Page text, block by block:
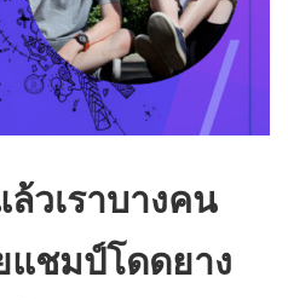
ล้วเราบางคน
แชมป์โดดยาง